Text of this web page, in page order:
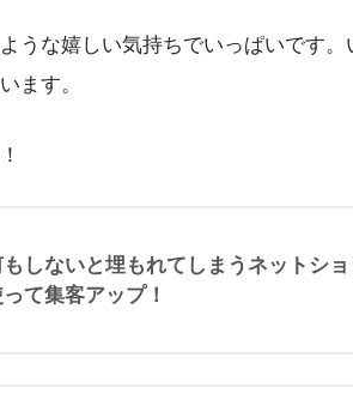
うな嬉しい気持ちでいっぱいです
ます。
しないと埋もれてしまうネットシ
て集客アップ！